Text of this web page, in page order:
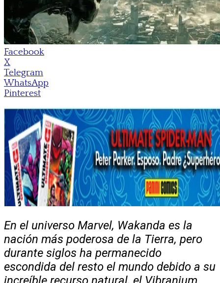
Facebook
X
Telegram
WhatsApp
Pinterest
En el universo Marvel, Wakanda es la
nación más poderosa de la Tierra, pero
durante siglos ha permanecido
escondida del resto el mundo debido a su